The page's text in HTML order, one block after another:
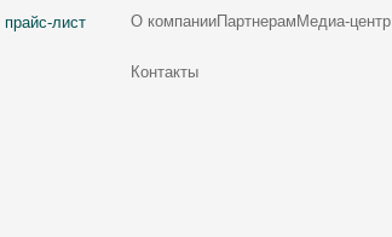
прайс-лист О компанииПартнерам Медиа-центр
Контакты